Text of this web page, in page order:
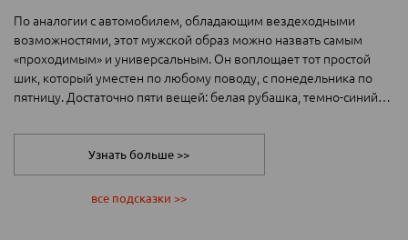
По аналогии с автомобилем, обладающим вездеходными
возможностями, этот мужской образ можно назвать самым
«проходимым» и универсальным. Он воплощает тот простой
шик, который уместен по любому поводу, с понедельника по
пятницу. Достаточно пяти вещей: белая рубашка, темно-синий
Узнать больше >>
все подсказки >>